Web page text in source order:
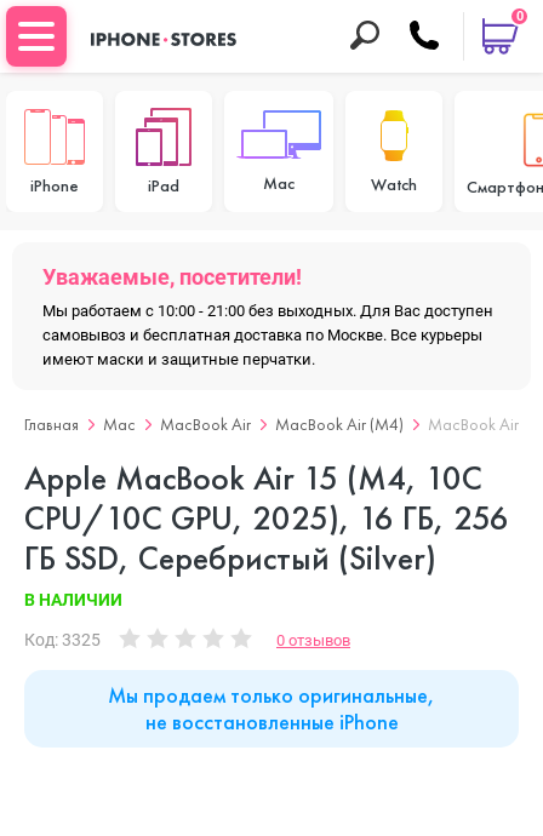
0
iPhone iPad Mac Watch
Уважаемые, посетители!
Мы работаем с 10:00 - 21:00 без выходных. Для Вас доступен
самовывоз и бесплатная доставка по Москве. Все курьеры
имеют маски и защитные перчатки.
Главная Mac MacBook Air MacBook Air (M4) MacBook Air
Apple MacBook Air 15 (M4, 10C
CPU/10C GPU, 2025), 16 ГБ, 256
ГБ SSD, Cеребристый (Silver)
В НАЛИЧИИ
Код: 3325 0 отзывов
Мы продаем только оригинальные,
не восстановленные iPhone